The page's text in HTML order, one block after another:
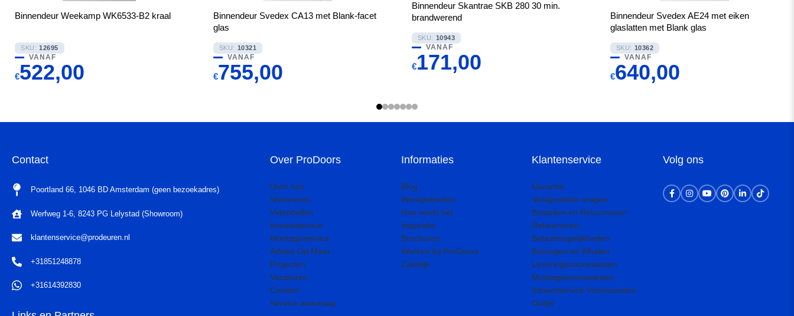
Binnendeur Weekamp WK6533-B2 kraal
SKU: 12695
VANAF
€522,00
Binnendeur Svedex CA13 met Blank-facet
glas
SKU: 10321
VANAF
€755,00
Binnendeur Skantrae SKB 280 30 min.
brandwerend
SKU: 10943
VANAF
€171,00
Binnendeur Svedex AE24 met eiken
glaslatten met Blank glas
SKU: 10362
VANAF
€640,00
Contact
Poortland 66, 1046 BD Amsterdam (geen bezoekadres)
Werfweg 1-6, 8243 PG Lelystad (Showroom)
klantenservice@prodeuren.nl
+31851248878
+31614392830
Over ProDoors
Over ons
Showroom
Videobellen
Inmeetservice
Montageservice
Advies Op Maat
Projecten
Vacatures
Contact
Service aanvraag
Informaties
Blog
Werkgebieden
Hoe werkt het
Inspiratie
Brochures
Werken bij ProDoors
Zakelijk
Klantenservice
Garantie
Veelgestelde vragen
Bestellen en Retourneren
Retourneren
Betaalmogelijkheden
Bezorgen en Afhalen
Leveringsvoorwaarden
Montagevoorwaarden
Inmeetservice Voorwaarden
Outlet
Volg ons